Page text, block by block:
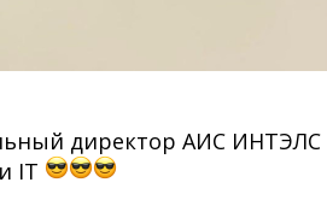
директор АИС
IT